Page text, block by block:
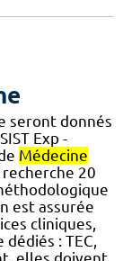
seront donnés
Exp -
Médecine
20
est assurée
cliniques,
: TEC,